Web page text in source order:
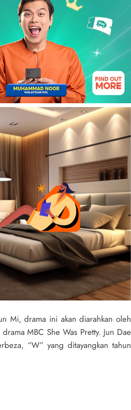
Mi, drama ini akan diarahkan oleh
MBC She Was Pretty. Jun Dae
“W” yang ditayangkan tahun